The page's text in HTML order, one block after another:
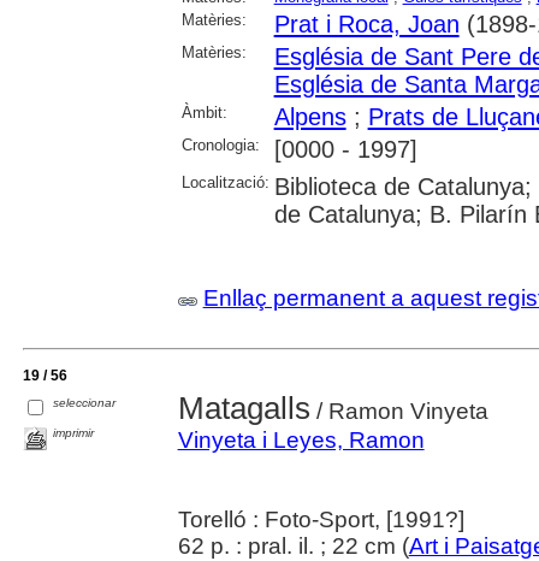
Matèries:
Prat i Roca, Joan
Matèries:
Església de Sant Pere
Església de Santa
Àmbit: Alpens; Prats de
Cronologia: [0000 - 1997]
Localització: Biblioteca de
de Catalunya; B. Pilarín
Enllaç permanent a aquest
19 / 56
seleccionar
imprimir
Matagalls / Ramon Vinyeta
Vinyeta i Leyes, Ramon
Torelló : Foto-Sport, [1991?]
62 p. : pral. il. ; 22 cm (Art i